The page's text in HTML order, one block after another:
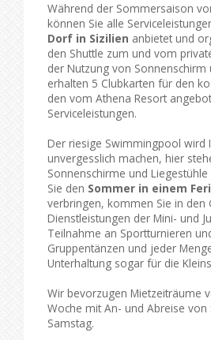
Während der Sommersaison
können Sie alle
Dorf in Sizilien anbietet und
den Shuttle zum und vom
der Nutzung von Sonnenschirm
erhalten 5 Clubkarten für den
den vom Athena Resort
Serviceleistungen.
Der riesige Swimmingpool wird
unvergesslich machen, hier
Sonnenschirme und
Sie den Sommer in einem
verbringen, kommen Sie in den
Dienstleistungen der Mini- und
Teilnahme an Sportturnieren
Gruppentänzen und jeder
Unterhaltung sogar für die
Wir bevorzugen Mietzeiträume
Woche mit An- und Abreise von
Samstag.